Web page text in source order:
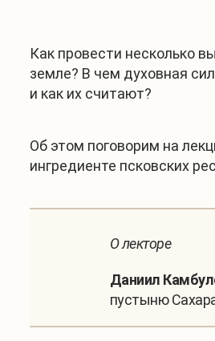
Как провести несколько
земле? В чем духовная
и как их считают?
Об этом поговорим на
ингредиенте псковских
О лекторе
Даниил
пустыню